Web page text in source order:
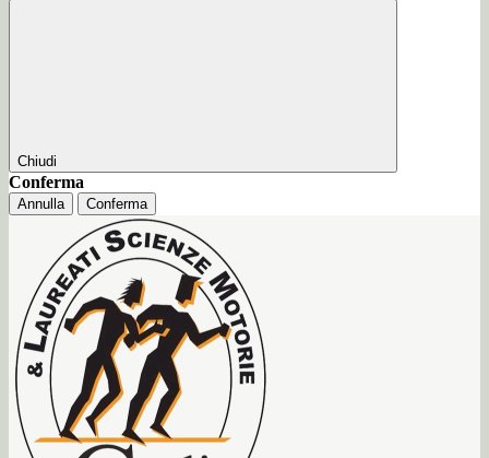
Chiudi
Conferma
Annulla Conferma